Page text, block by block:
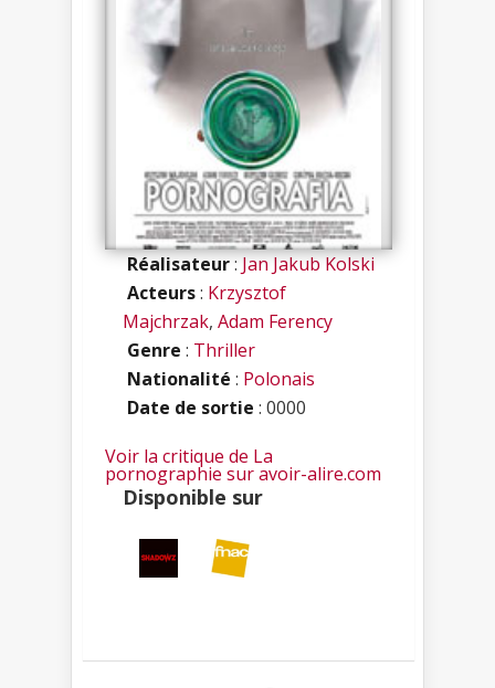
Réalisateur:Jan Jakub Kolski
Acteurs: Krzysztof
Majchrzak, Adam Ferency
Genre : Thriller
Nationalité : Polonais
Date de sortie : 0000
Voir la critique de La
pornographie sur avoir-alire.com
Disponible sur